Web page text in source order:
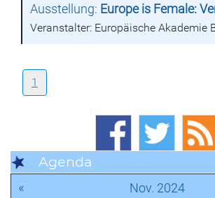
Ausstellung: Europe is Female:
Veranstalter: Europäische Akademie
1
Agenda
« Nov. 2024